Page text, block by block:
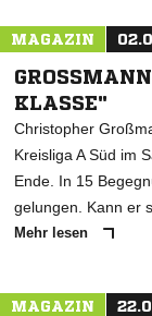
MAGAZIN
LASSE"
Christopher
Kreisliga A Süd im
Ende. In 15
gelungen. Kann er
Mehr lesen
MAGAZIN